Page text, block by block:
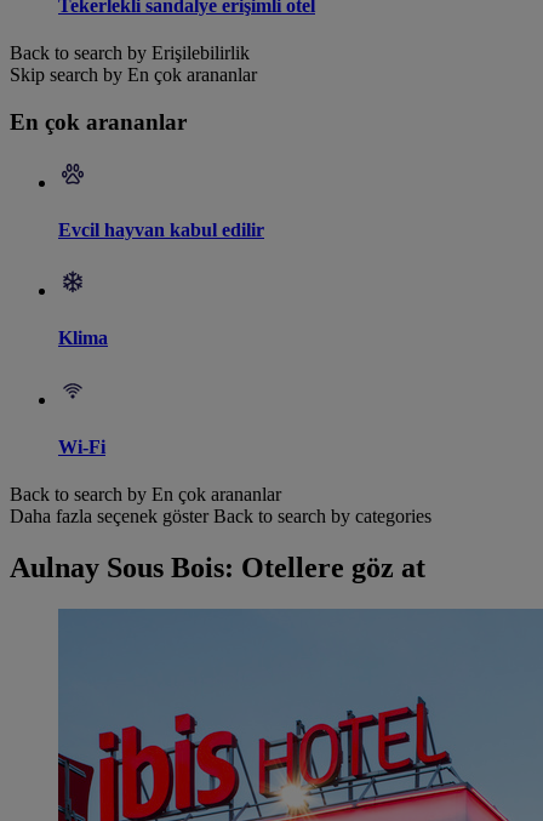
Tekerlekli sandalye erişimli otel
Back to search by Erişilebilirlik
Skip search by En çok arananlar
En çok arananlar
Evcil hayvan kabul edilir
Klima
Wi-Fi
Back to search by En çok arananlar
Daha fazla seçenek göster Back to search by categories
Aulnay Sous Bois: Otellere göz at